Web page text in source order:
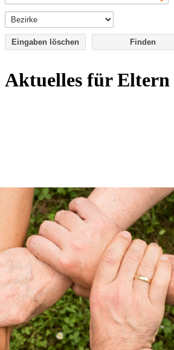
Eingaben löschen
Aktuelles für Eltern